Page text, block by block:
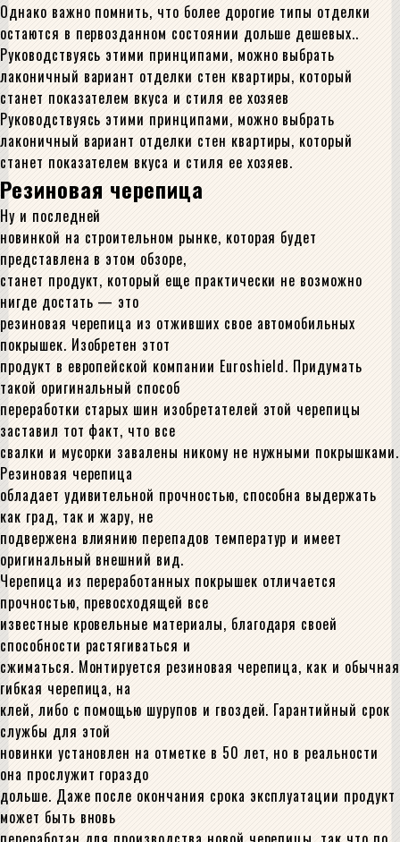
Однако важно помнить, что более дорогие типы отделки
остаются в первозданном состоянии дольше дешевых..
Руководствуясь этими принципами, можно выбрать
лаконичный вариант отделки стен квартиры, который
станет показателем вкуса и стиля ее хозяев
Руководствуясь этими принципами, можно выбрать
лаконичный вариант отделки стен квартиры, который
станет показателем вкуса и стиля ее хозяев.
Резиновая черепица
Ну и последней
новинкой на строительном рынке, которая будет
представлена в этом обзоре,
станет продукт, который еще практически не возможно
нигде достать — это
резиновая черепица из отживших свое автомобильных
покрышек. Изобретен этот
продукт в европейской компании Euroshield. Придумать
такой оригинальный способ
переработки старых шин изобретателей этой черепицы
заставил тот факт, что все
свалки и мусорки завалены никому не нужными покрышками.
Резиновая черепица
обладает удивительной прочностью, способна выдержать
как град, так и жару, не
подвержена влиянию перепадов температур и имеет
оригинальный внешний вид.
Черепица из переработанных покрышек отличается
прочностью, превосходящей все
известные кровельные материалы, благодаря своей
способности растягиваться и
сжиматься. Монтируется резиновая черепица, как и обычная
гибкая черепица, на
клей, либо с помощью шурупов и гвоздей. Гарантийный срок
службы для этой
новинки установлен на отметке в 50 лет, но в реальности
она прослужит гораздо
дольше. Даже после окончания срока эксплуатации продукт
может быть вновь